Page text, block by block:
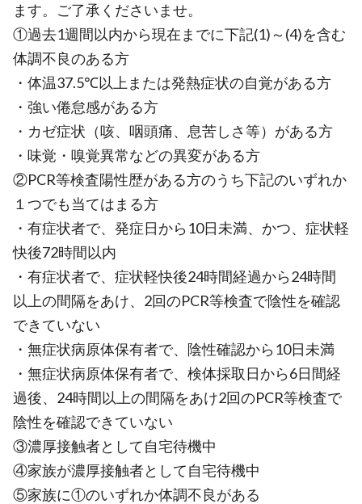
ます。ご了承くださいませ。
①過去1週間以内から現在までに下記(1)～(4)を含む
体調不良のある方
・体温37.5℃以上または発熱症状の自覚がある方
・強い倦怠感がある方
・カゼ症状（咳、咽頭痛、息苦しさ等）がある方
・味覚・嗅覚異常などの異変がある方
②PCR等検査陽性歴がある方のうち下記のいずれか
１つでも当てはまる方
・有症状者で、発症日から10日未満、かつ、症状軽
快後72時間以内
・有症状者で、症状軽快後24時間経過から24時間
以上の間隔をあけ、2回のPCR等検査で陰性を確認
できていない
・無症状病原体保有者で、陰性確認から10日未満
・無症状病原体保有者で、検体採取日から6日間経
過後、24時間以上の間隔をあけ2回のPCR等検査で
陰性を確認できていない
③濃厚接触者として自宅待機中
④家族が濃厚接触者として自宅待機中
⑤家族に①のいずれか体調不良がある